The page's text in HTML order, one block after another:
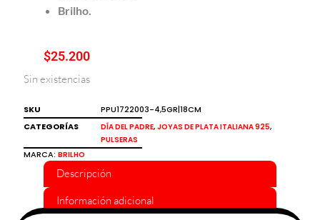
Brilho.
$25.200
Sin existencias
SKU
PPU1722003-4,5GR|18CM
CATEGORÍAS
DÍA DEL PADRE, JOYAS DE PLATA ITALIANA 925,
PULSERAS
MARCA: BRILHO
Descripción
Información adicional